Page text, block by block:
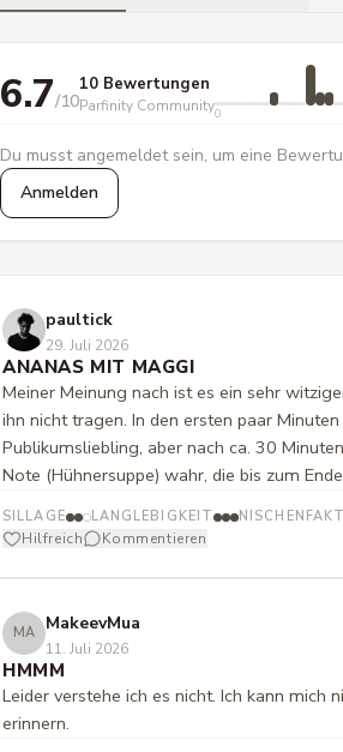
6.7/10
10 Bewertungen
Parfinity Community0
Du musst angemeldet sein, um eine
Anmelden
paultick
29. Juli 2026
ANANAS MIT MAGGI
Meiner Meinung nach ist es ein sehr
ihn nicht tragen. In den ersten paar
Publikumsliebling, aber nach ca. 30
Note (Hühnersuppe) wahr, die bis zum
SILLAGE LANGLEBIGKEIT
Hilfreich Kommentieren
MA MakeevMua
11. Juli 2026
HMMM
Leider verstehe ich es nicht. Ich kann mich
erinnern.